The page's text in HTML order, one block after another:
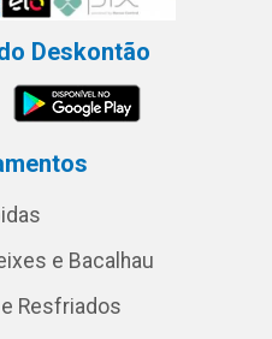
Deskontão
e Bacalhau
Resfriados